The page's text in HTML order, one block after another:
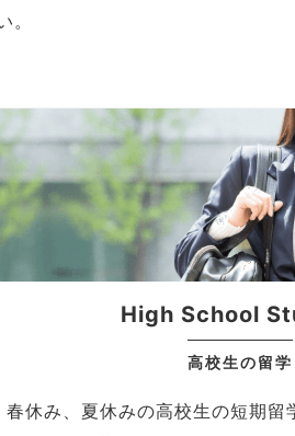
High School
高校生の留学
春休み、夏休みの高校生の短期留